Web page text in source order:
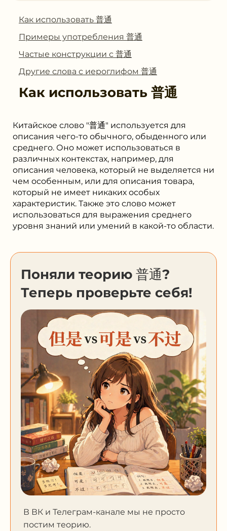
Как использовать 普通
Примеры употребления 普通
Частые конструкции с 普通
Другие слова с иероглифом 普通
Как использовать 普通
Китайское слово "普通" используется для
описания чего-то обычного, обыденного или
среднего. Оно может использоваться в
различных контекстах, например, для
описания человека, который не выделяется ни
чем особенным, или для описания товара,
который не имеет никаких особых
характеристик. Также это слово может
использоваться для выражения среднего
уровня знаний или умений в какой-то области.
Поняли теорию 普通?
Теперь проверьте себя!
В ВК и Телеграм-канале мы не просто
постим теорию.